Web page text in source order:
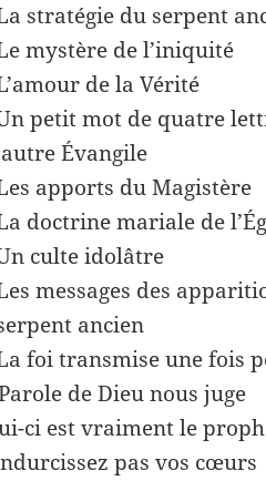
stratégie du serpent
mystère de l’iniquité
de la Vérité
petit mot de quatre
Évangile
apports du Magistère
doctrine mariale de
culte idolâtre
messages des
ancien
foi transmise une fois
de Dieu nous juge
ci est vraiment le
pas vos cœurs